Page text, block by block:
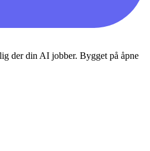
der din AI jobber. Bygget på åpne